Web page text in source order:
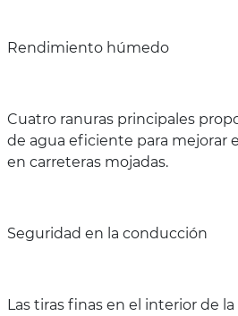
Rendimiento húmedo
Cuatro ranuras principales
de agua eficiente para mejorar
en carreteras mojadas.
Seguridad en la conducción
Las tiras finas en el interior de